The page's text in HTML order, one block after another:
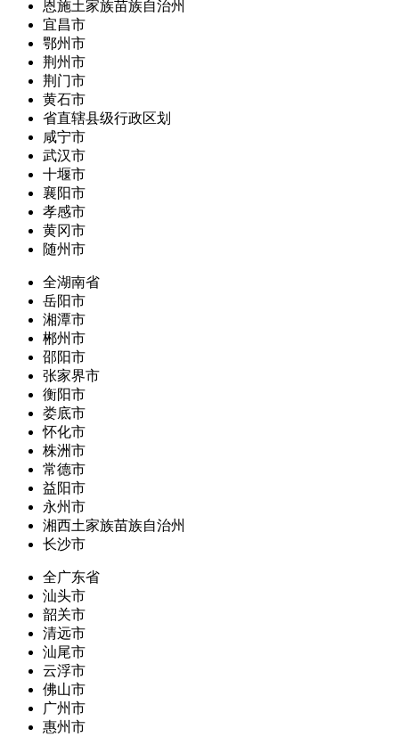
恩施土家族苗族自治州
宜昌市
鄂州市
荆州市
荆门市
黄石市
省直辖县级行政区划
咸宁市
武汉市
十堰市
襄阳市
孝感市
黄冈市
随州市
全湖南省
岳阳市
湘潭市
郴州市
邵阳市
张家界市
衡阳市
娄底市
怀化市
株洲市
常德市
益阳市
永州市
湘西土家族苗族自治州
长沙市
全广东省
汕头市
韶关市
清远市
汕尾市
云浮市
佛山市
广州市
惠州市